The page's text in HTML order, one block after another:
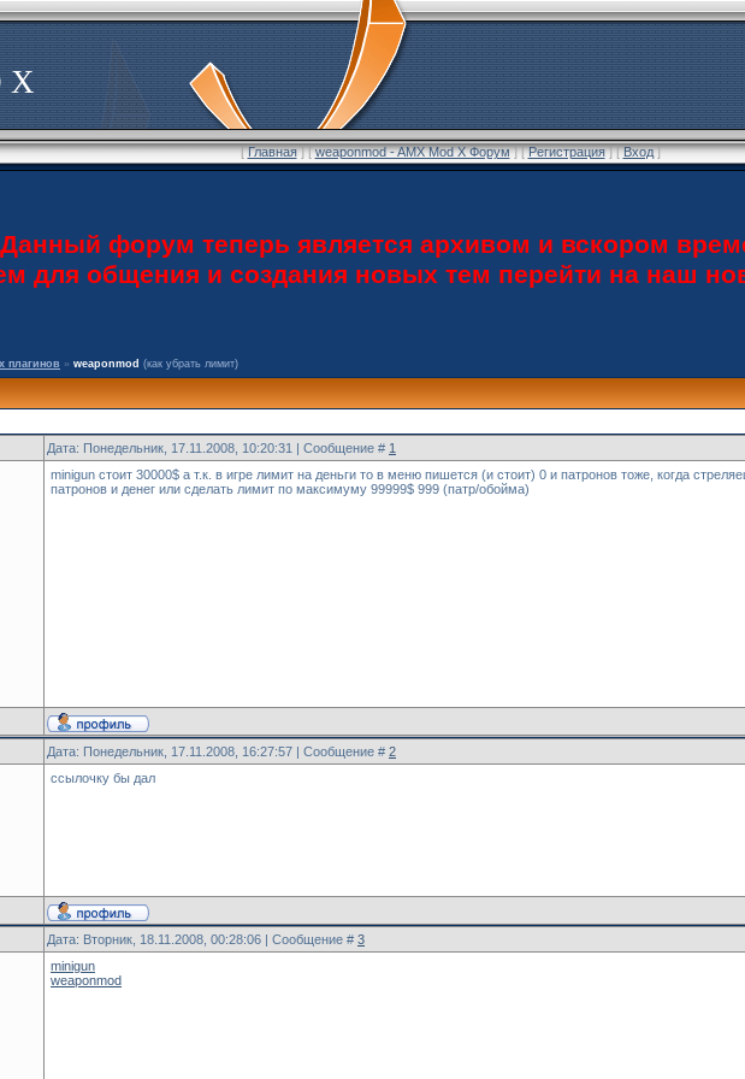
X
[Главная] [weaponmod - AMX Mod X Форум] [Регистрация] [Вход]
форум теперь является архивом и вскором
для общения и создания новых тем перейти на наш
плагинов » weaponmod (как убрать лимит)
Дата: Понедельник, 17.11.2008, 10:20:31 | Сообщение # 1
minigun стоит 30000$ а т.к. в игре лимит на деньги то в меню пишется (и стоит) 0 и патронов тоже, когда
патронов и денег или сделать лимит по максимуму 99999$ 999 (патр/обойма)
Дата: Понедельник, 17.11.2008, 16:27:57 | Сообщение # 2
ссылочку бы дал
Дата: Вторник, 18.11.2008, 00:28:06 | Сообщение # 3
minigun
weaponmod